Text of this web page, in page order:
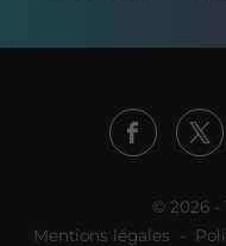
© 2026 -
Mentions légales